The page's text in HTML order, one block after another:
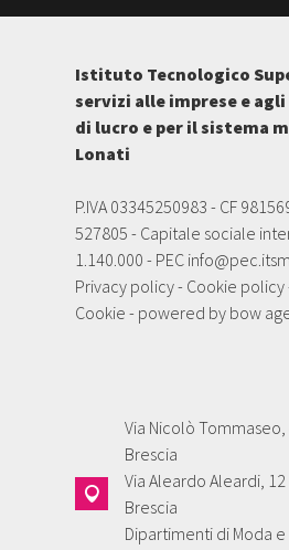
Istituto Tecnologico
servizi alle imprese e
di lucro e per il sistema
Lonati
P.IVA 03345250983 - CF
527805 - Capitale sociale
1.140.000 - PEC
Privacy policy- Cookie policy
Cookie - powered by bow
Via Nicolò Tommaseo,
Brescia
Via Aleardo Aleardi, 12
Brescia
Dipartimenti di Moda e